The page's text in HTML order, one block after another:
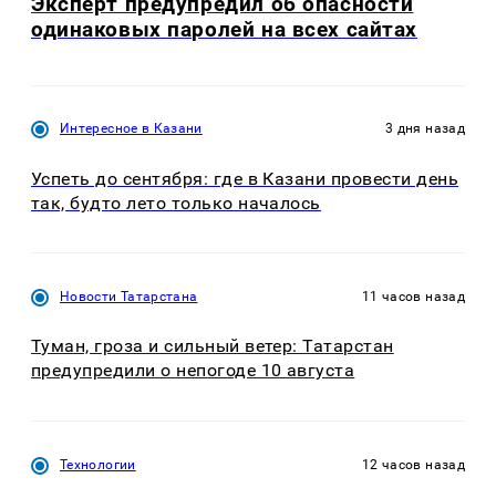
одинаковых паролей на всех сайтах
Интересное в Казани 3 дня назад
Успеть до сентября: где в Казани провести день
так, будто лето только началось
Новости Татарстана 11 часов назад
Туман, гроза и сильный ветер: Татарстан
предупредили о непогоде 10 августа
Технологии 12 часов назад